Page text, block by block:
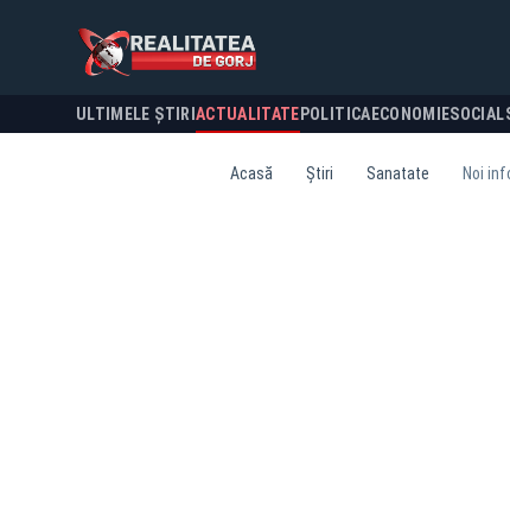
ULTIMELE ȘTIRI ACTUALITATE POLITICA ECONOMIESOCIAL
Acasă Știri Sanatate Noi